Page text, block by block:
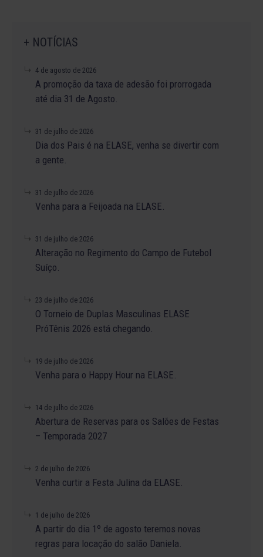
+ NOTÍCIAS
4 de agosto de 2026
A promoção da taxa de adesão foi prorrogada
até dia 31 de Agosto.
31 de julho de 2026
Dia dos Pais é na ELASE, venha se divertir com
a gente.
31 de julho de 2026
Venha para a Feijoada na ELASE.
31 de julho de 2026
Alteração no Regimento do Campo de Futebol
Suíço.
23 de julho de 2026
O Torneio de Duplas Masculinas ELASE
PróTênis 2026 está chegando.
19 de julho de 2026
Venha para o Happy Hour na ELASE.
14 de julho de 2026
Abertura de Reservas para os Salões de Festas
– Temporada 2027
2 de julho de 2026
Venha curtir a Festa Julina da ELASE.
1 de julho de 2026
A partir do dia 1º de agosto teremos novas
regras para locação do salão Daniela.